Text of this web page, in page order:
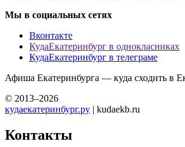
Мы в социальных сетях
Вконтакте
КудаЕкатеринбург в однокласниках
КудаЕкатеринбург в телеграме
Афиша Екатеринбурга — куда сходить в
© 2013–2026
кудаекатеринбург.ру | kudaekb.ru
Контакты